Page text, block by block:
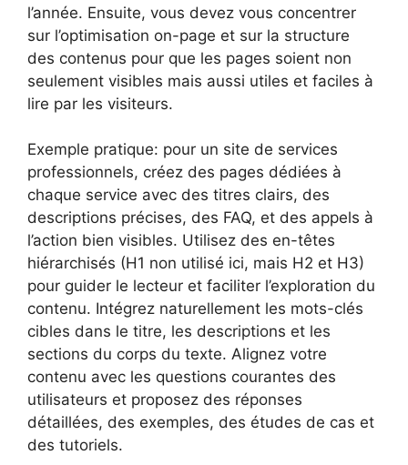
l’année. Ensuite, vous devez vous concentrer
sur l’optimisation on-page et sur la structure
des contenus pour que les pages soient non
seulement visibles mais aussi utiles et faciles à
lire par les visiteurs.
Exemple pratique: pour un site de services
professionnels, créez des pages dédiées à
chaque service avec des titres clairs, des
descriptions précises, des FAQ, et des appels à
l’action bien visibles. Utilisez des en-têtes
hiérarchisés (H1 non utilisé ici, mais H2 et H3)
pour guider le lecteur et faciliter l’exploration du
contenu. Intégrez naturellement les mots-clés
cibles dans le titre, les descriptions et les
sections du corps du texte. Alignez votre
contenu avec les questions courantes des
utilisateurs et proposez des réponses
détaillées, des exemples, des études de cas et
des tutoriels.